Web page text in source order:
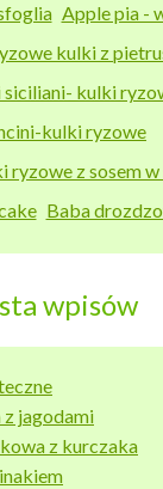
Apple pia -
kulki z
siciliani- kulki
kulki ryzowe
ryzowe z sosem
Baba
wpisów
z jagodami
z kurczaka